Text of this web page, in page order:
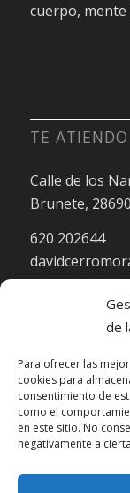
de
Para ofrecer las
cookies para
consentimiento de
como el
en este sitio. No
negativamente a
cuerpo, mente
TE
Calle de los
Brunete,
620 202644
HORARIO
Lu-Vi: 10:00-
Sa: 10:00-15:00